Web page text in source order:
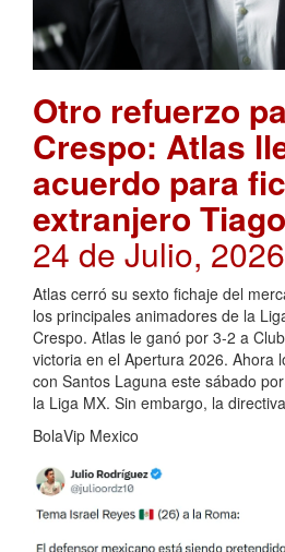
Otro refuerzo
Crespo: Atlas
acuerdo para
extranjero
24 de Julio,
Atlas cerró su sexto fichaje del
los principales animadores de la
Crespo. Atlas le ganó por 3-2 a
victoria en el Apertura 2026. Ahora
con Santos Laguna este sábado
la Liga MX. Sin embargo, la
BolaVip Mexico